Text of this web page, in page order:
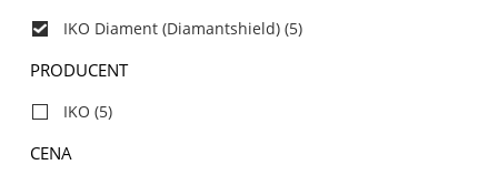
IKO Diament (Diamantshield) (5)
PRODUCENT
IKO (5)
CENA